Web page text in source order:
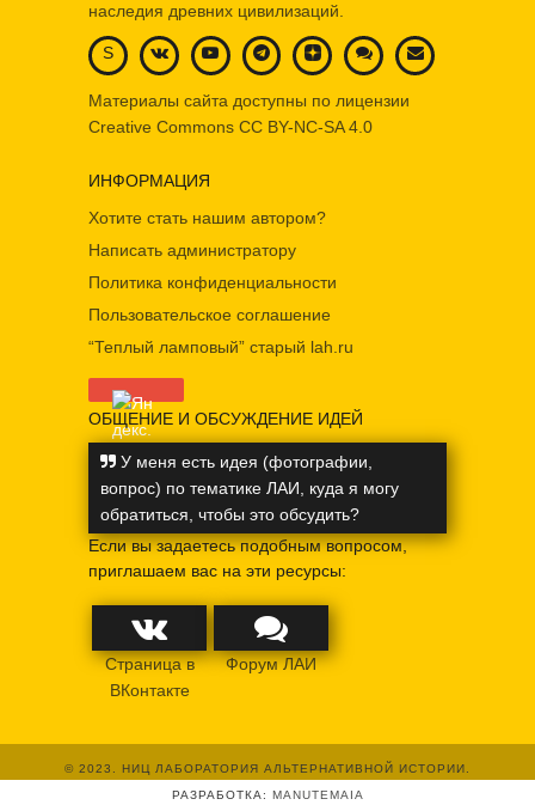
наследия древних цивилизаций.
S
Материалы сайта доступны по лицензии
Creative Commons CC BY-NC-SA 4.0
ИНФОРМАЦИЯ
Хотите стать нашим автором?
Написать администратору
Политика конфиденциальности
Пользовательское соглашение
“Теплый ламповый” старый lah.ru
ОБЩЕНИЕ И ОБСУЖДЕНИЕ ИДЕЙ
У меня есть идея (фотографии,
вопрос) по тематике ЛАИ, куда я могу
обратиться, чтобы это обсудить?
Если вы задаетесь подобным вопросом,
приглашаем вас на эти ресурсы:
Страница в
ВКонтакте
Форум ЛАИ
© 2023. НИЦ ЛАБОРАТОРИЯ АЛЬТЕРНАТИВНОЙ ИСТОРИИ.
РАЗРАБОТКА: MANUTEMAIA